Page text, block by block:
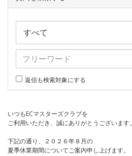
返信も検索対象にする
いつもECマスターズクラブを
ご利用いただき、誠にありがとうございます。
下記の通り、２０２６年８月の
夏季休業期間についてご案内申し上げます。